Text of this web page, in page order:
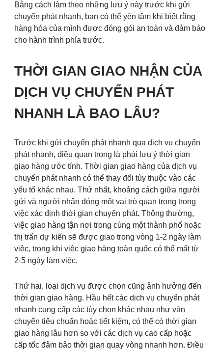
Bằng cách làm theo những lưu ý này trước khi gửi
chuyển phát nhanh, bạn có thể yên tâm khi biết rằng
hàng hóa của mình được đóng gói an toàn và đảm bảo
cho hành trình phía trước.
THỜI GIAN GIAO NHẬN CỦA
DỊCH VỤ CHUYỂN PHÁT
NHANH LÀ BAO LÂU?
Trước khi gửi chuyển phát nhanh qua dịch vụ chuyển
phát nhanh, điều quan trọng là phải lưu ý thời gian
giao hàng ước tính. Thời gian giao hàng của dịch vụ
chuyển phát nhanh có thể thay đổi tùy thuộc vào các
yếu tố khác nhau. Thứ nhất, khoảng cách giữa người
gửi và người nhận đóng một vai trò quan trọng trong
việc xác định thời gian chuyển phát. Thông thường,
việc giao hàng tận nơi trong cùng một thành phố hoặc
thị trấn dự kiến sẽ được giao trong vòng 1-2 ngày làm
việc, trong khi việc giao hàng toàn quốc có thể mất từ
2-5 ngày làm việc.
Thứ hai, loại dịch vụ được chọn cũng ảnh hưởng đến
thời gian giao hàng. Hầu hết các dịch vụ chuyển phát
nhanh cung cấp các tùy chọn khác nhau như vận
chuyển tiêu chuẩn hoặc tiết kiệm, có thể có thời gian
giao hàng lâu hơn so với các dịch vụ cao cấp hoặc
cấp tốc đảm bảo thời gian quay vòng nhanh hơn. Điều